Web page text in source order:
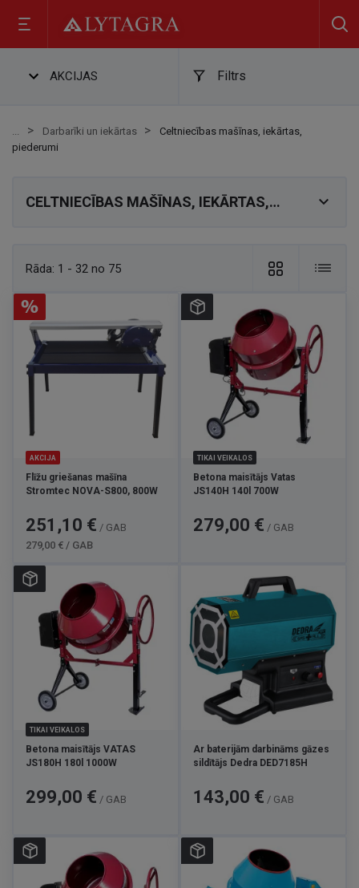
AKCIJAS Filtrs
Darbarīki un iekārtas
Celtniecības mašīnas, iekārtas,
piederumi
CELTNIECĪBAS MAŠĪNAS, IEKĀRTAS,

Rāda: 1 - 32 no 75
AKCIJA
Flīžu griešanas mašīna
Stromtec NOVA-S800, 800W
Cena
251,10 € / GAB
279,00 € / GAB
TIKAI VEIKALOS
Betona maisītājs Vatas
JS140H 140l 700W
Cena
279,00 € / GAB
TIKAI VEIKALOS
Betona maisītājs VATAS
JS180H 180l 1000W
Cena
299,00 € / GAB
Ar baterijām darbināms gāzes
sildītājs Dedra DED7185H
Cena
143,00 € / GAB